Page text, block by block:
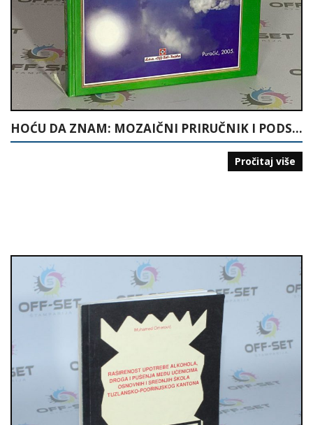
HOĆU DA ZNAM: MOZAIČNI PRIRUČNIK I PODSJETNIK BOŠNJAKU
Pročitaj više